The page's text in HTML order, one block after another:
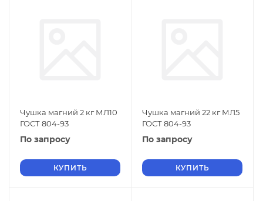
Чушка магний 2 кг МЛ10
ГОСТ 804-93
По запросу
КУПИТЬ
Чушка магний 22 кг МЛ5
ГОСТ 804-93
По запросу
КУПИТЬ